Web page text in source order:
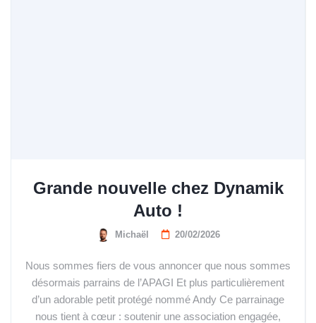
Grande nouvelle chez Dynamik
Auto !
Michaël 20/02/2026
Nous sommes fiers de vous annoncer que nous sommes
désormais parrains de l’APAGI Et plus particulièrement
d’un adorable petit protégé nommé Andy Ce parrainage
nous tient à cœur : soutenir une association engagée,